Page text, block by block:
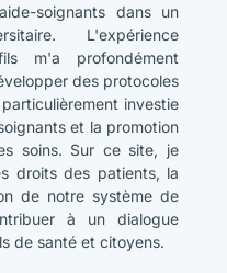
soignants dans un
L'expérience
m'a profondément
des protocoles
investie
et la promotion
soins. Sur ce site, je
droits des patients, la
de notre système de
à un dialogue
de santé et citoyens.